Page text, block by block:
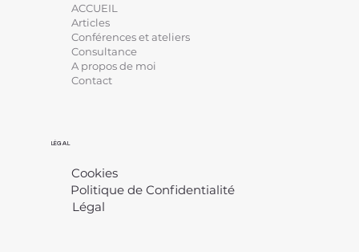
LÉGAL
Cookies
Politique de Confidentialité
Légal
ACCUEIL
Articles
Conférences et ateliers
Consultance
A propos de moi
Contact